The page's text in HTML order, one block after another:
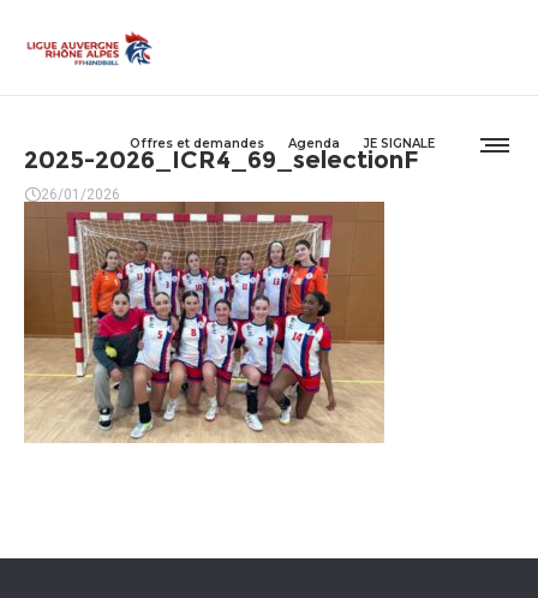
Offres et demandes Agenda JE SIGNALE
2025-2026_ICR4_69_selectionF
26/01/2026